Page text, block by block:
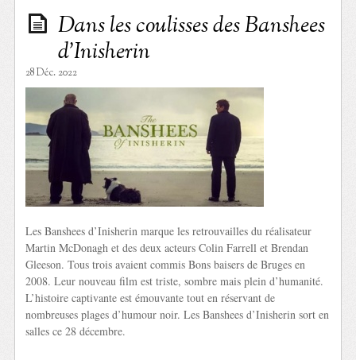
Dans les coulisses des Banshees
d’Inisherin
28 Déc. 2022
Les Banshees d’Inisherin marque les retrouvailles du réalisateur
Martin McDonagh et des deux acteurs Colin Farrell et Brendan
Gleeson. Tous trois avaient commis Bons baisers de Bruges en
2008. Leur nouveau film est triste, sombre mais plein d’humanité.
L’histoire captivante est émouvante tout en réservant de
nombreuses plages d’humour noir. Les Banshees d’Inisherin sort en
salles ce 28 décembre.